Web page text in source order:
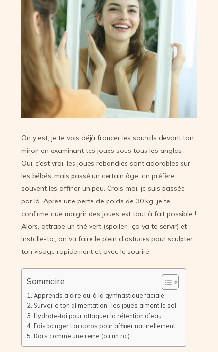
On y est, je te vois déjà froncer les sourcils devant ton
miroir en examinant tes joues sous tous les angles.
Oui, c’est vrai, les joues rebondies sont adorables sur
les bébés, mais passé un certain âge, on préfère
souvent les affiner un peu. Crois-moi, je suis passée
par là. Après une perte de poids de 30 kg, je te
confirme que maigrir des joues est tout à fait possible !
Alors, attrape un thé vert (spoiler : ça va te servir) et
installe-toi, on va faire le plein d’astuces pour sculpter
ton visage rapidement et avec le sourire.
Sommaire
Apprends à dire oui à la gymnastique faciale
Surveille ton alimentation : les joues aiment le sel
Hydrate-toi pour attaquer la rétention d’eau
Fais bouger ton corps pour affiner naturellement
Dors comme une reine (ou un roi)